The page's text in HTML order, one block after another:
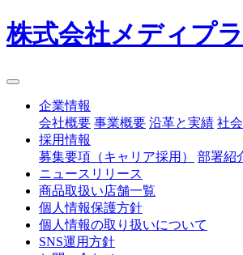
株式会社メディプ
企業情報
会社概要 事業概要 沿革と実績 社
採用情報
募集要項（キャリア採用）
部署紹
ニュースリリース
商品取扱い店舗一覧
個人情報保護方針
個人情報の取り扱いについて
SNS運用方針